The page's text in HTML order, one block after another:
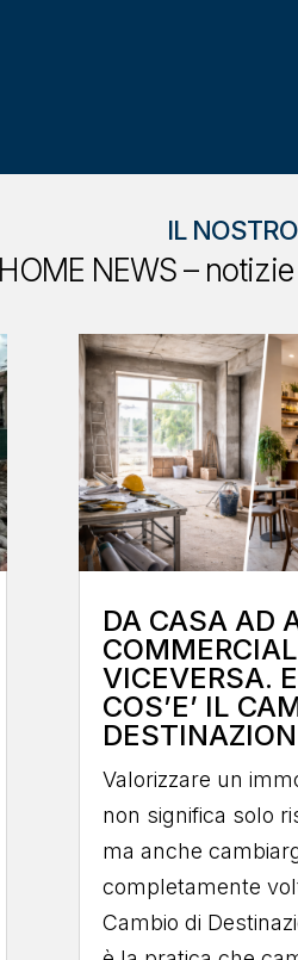
IL
HOME NEWS –
DA CASA AD
VICEVERSA.
COS’E’ IL
Valorizzare un
non significa solo
ma anche
completamente
Cambio di